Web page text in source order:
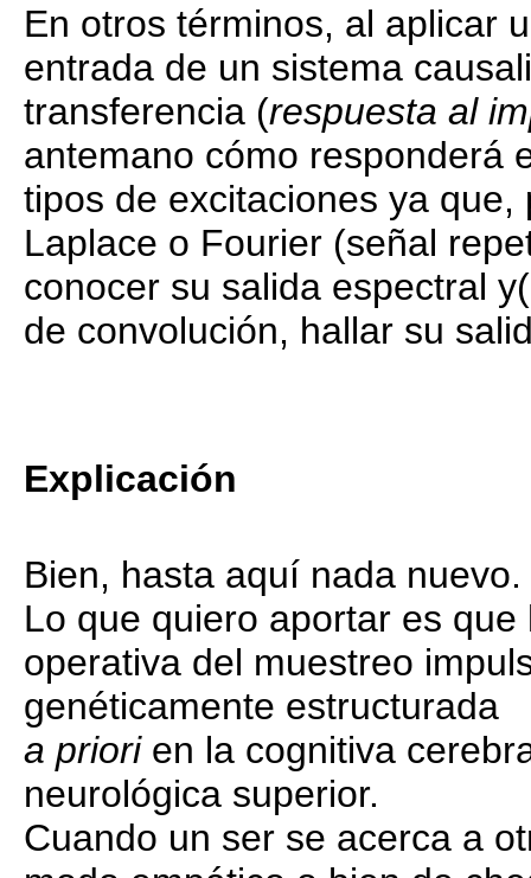
En otros términos, al aplicar
entrada de un sistema
transferencia (respuesta al
antemano cómo responderá
tipos de excitaciones ya
Laplace o Fourier (señal
conocer su salida espectral y(
de convolución, hallar su
Explicación
Bien, hasta aquí nada nuevo.
Lo que quiero aportar es
operativa del muestreo
genéticamente estructurada
a priorien la cognitiva
neurológica superior.
Cuando un ser se acerca a